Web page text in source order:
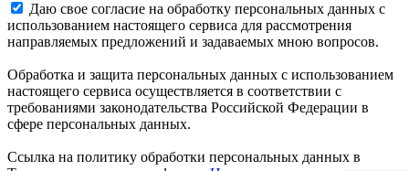
Даю свое согласие на обработку персональных данных с
использованием настоящего сервиса для рассмотрения
направляемых предложений и задаваемых мною вопросов.
Обработка и защита персональных данных с использованием
настоящего сервиса осуществляется в соответствии с
требованиями законодательства Российской Федерации в
сфере персональных данных.
Ссылка на политику обработки персональных данных в